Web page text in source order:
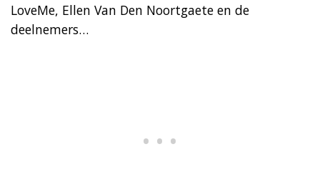
LoveMe, Ellen Van Den Noortgaete en de
deelnemers…